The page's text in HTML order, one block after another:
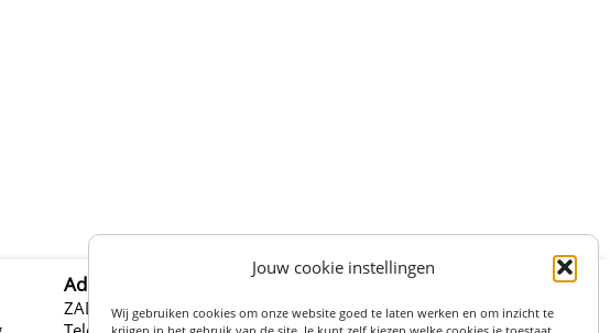
Jouw cookie instellingen
Wij gebruiken cookies om onze website goed te laten werken en om inzicht te
krijgen in het gebruik van de site. Je kunt zelf kiezen welke cookies je toestaat.
Adres:
ZADELSTRAAT 27, 3511LS UTRECHT (centrum)